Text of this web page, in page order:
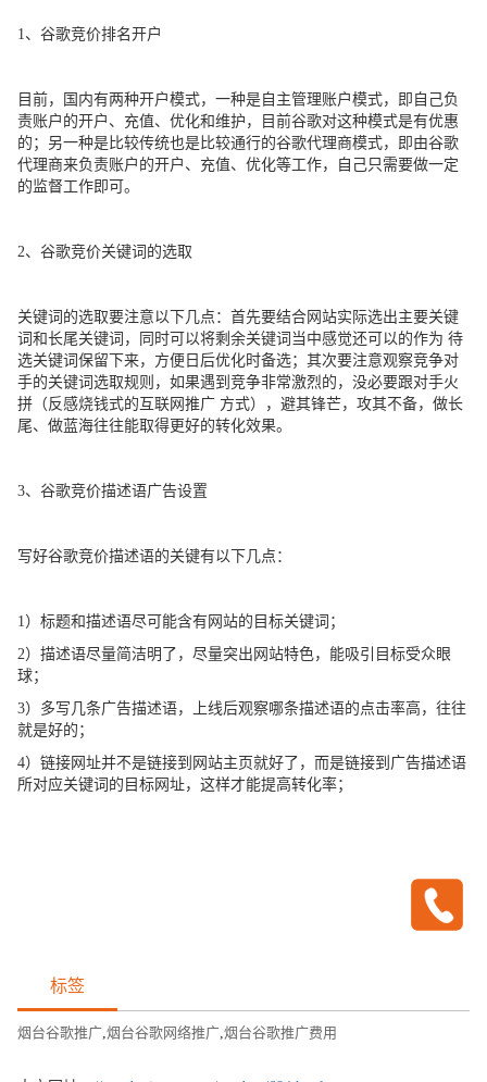
1、谷歌竞价排名开户
目前，国内有两种开户模式，一种是自主管理账户模式，即自己负
责账户的开户、充值、优化和维护，目前谷歌对这种模式是有优惠
的；另一种是比较传统也是比较通行的谷歌代理商模式，即由谷歌
代理商来负责账户的开户、充值、优化等工作，自己只需要做一定
的监督工作即可。
2、谷歌竞价关键词的选取
关键词的选取要注意以下几点：首先要结合网站实际选出主要关键
词和长尾关键词，同时可以将剩余关键词当中感觉还可以的作为 待
选关键词保留下来，方便日后优化时备选；其次要注意观察竞争对
手的关键词选取规则，如果遇到竞争非常激烈的，没必要跟对手火
拼（反感烧钱式的互联网推广 方式），避其锋芒，攻其不备，做长
尾、做蓝海往往能取得更好的转化效果。
3、谷歌竞价描述语广告设置
写好谷歌竞价描述语的关键有以下几点：
1）标题和描述语尽可能含有网站的目标关键词；
2）描述语尽量简洁明了，尽量突出网站特色，能吸引目标受众眼
球；
3）多写几条广告描述语，上线后观察哪条描述语的点击率高，往往
就是好的；
4）链接网址并不是链接到网站主页就好了，而是链接到广告描述语
所对应关键词的目标网址，这样才能提高转化率；
标签
烟台谷歌推广, 烟台谷歌网络推广, 烟台谷歌推广费用